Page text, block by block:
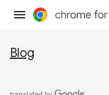
Blog